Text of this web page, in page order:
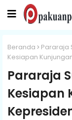
Beranda Pararaja
Kesiapan
Pararaja
Kesiapan